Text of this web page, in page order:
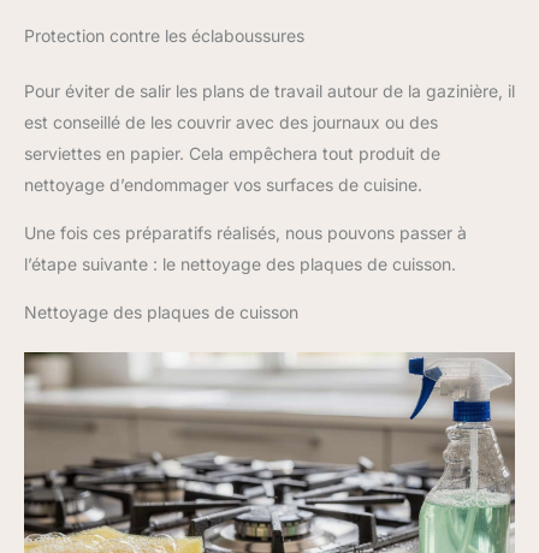
Protection contre les éclaboussures
Pour éviter de salir les plans de travail autour de la gazinière, il
est conseillé de les couvrir avec des journaux ou des
serviettes en papier. Cela empêchera tout produit de
nettoyage d’endommager vos surfaces de cuisine.
Une fois ces préparatifs réalisés, nous pouvons passer à
l’étape suivante : le nettoyage des plaques de cuisson.
Nettoyage des plaques de cuisson